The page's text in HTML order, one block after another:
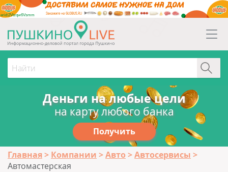
erid:2Vtzqw6Vsmm
Деньги на любые цели
на карту любого банка
Получить
Главная Компании Авто
Автосервисы
Автомастерская